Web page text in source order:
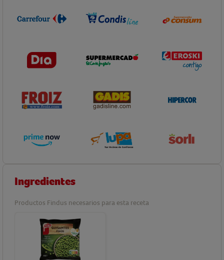
Ingredientes
Productos Findus necesarios para esta receta